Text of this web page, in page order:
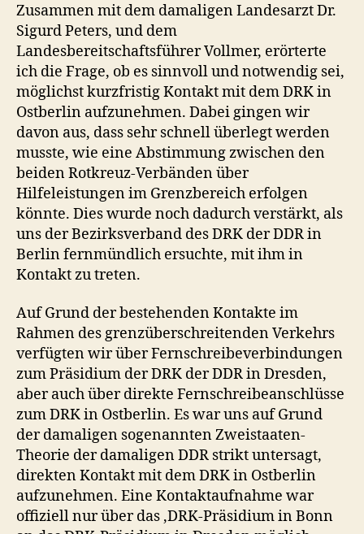
Zusammen mit dem damaligen Landesarzt Dr.
Sigurd Peters, und dem
Landesbereitschaftsführer Vollmer, erörterte
ich die Frage, ob es sinnvoll und notwendig sei,
möglichst kurzfristig Kontakt mit dem DRK in
Ostberlin aufzunehmen. Dabei gingen wir
davon aus, dass sehr schnell überlegt werden
musste, wie eine Abstimmung zwischen den
beiden Rotkreuz-Verbänden über
Hilfeleistungen im Grenzbereich erfolgen
könnte. Dies wurde noch dadurch verstärkt, als
uns der Bezirksverband des DRK der DDR in
Berlin fernmündlich ersuchte, mit ihm in
Kontakt zu treten.
Auf Grund der bestehenden Kontakte im
Rahmen des grenzüberschreitenden Verkehrs
verfügten wir über Fernschreibeverbindungen
zum Präsidium der DRK der DDR in Dresden,
aber auch über direkte Fernschreibeanschlüsse
zum DRK in Ostberlin. Es war uns auf Grund
der damaligen sogenannten Zweistaaten-
Theorie der damaligen DDR strikt untersagt,
direkten Kontakt mit dem DRK in Ostberlin
aufzunehmen. Eine Kontaktaufnahme war
offiziell nur über das ‚DRK-Präsidium in Bonn